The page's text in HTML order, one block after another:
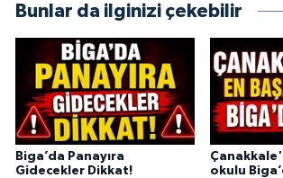
Bunlar da ilginizi çekebilir
Biga’da Panayıra
Gidecekler Dikkat!
okulu